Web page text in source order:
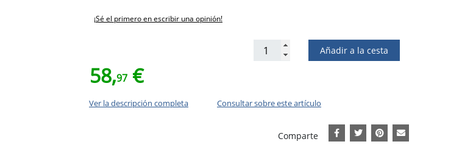
¡Sé el primero en escribir una opinión!
Añadir a la cesta
58,97 €
Ver la descripción completa Consultar sobre este artículo
Comparte